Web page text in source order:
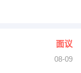
面议
08-09